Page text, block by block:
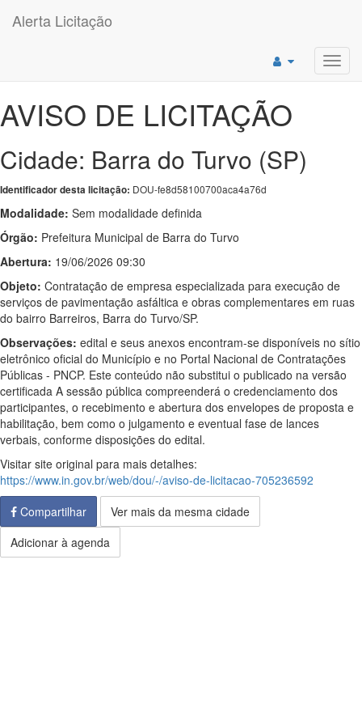
Alerta Licitação
AVISO DE LICITAÇÃO
Cidade: Barra do Turvo (SP)
Identificador desta licitação: DOU-fe8d58100700aca4a76d
Modalidade: Sem modalidade definida
Órgão: Prefeitura Municipal de Barra do Turvo
Abertura: 19/06/2026 09:30
Objeto: Contratação de empresa especializada para execução de
serviços de pavimentação asfáltica e obras complementares em ruas
do bairro Barreiros, Barra do Turvo/SP.
Observações: edital e seus anexos encontram-se disponíveis no sítio
eletrônico oficial do Município e no Portal Nacional de Contratações
Públicas - PNCP. Este conteúdo não substitui o publicado na versão
certificada A sessão pública compreenderá o credenciamento dos
participantes, o recebimento e abertura dos envelopes de proposta e
habilitação, bem como o julgamento e eventual fase de lances
verbais, conforme disposições do edital.
Visitar site original para mais detalhes:
https://www.in.gov.br/web/dou/-/aviso-de-licitacao-705236592
Compartilhar
Ver mais da mesma cidade
Adicionar à agenda